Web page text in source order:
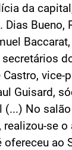
da
Bueno,
vice-
Guisard,
(...) No
realizou-se
ao